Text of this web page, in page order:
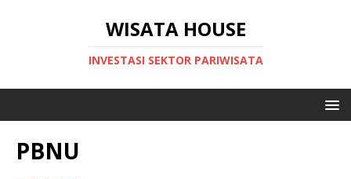
WISATA HOUSE
INVESTASI SEKTOR PARIWISATA
PBNU